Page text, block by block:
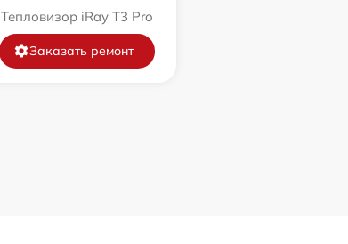
Тепловизор iRay T3 Pro
Заказать ремонт